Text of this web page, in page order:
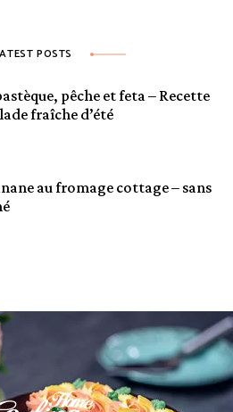
POSTS
pêche et feta – Recette
fraîche d’été
au fromage cottage – sans